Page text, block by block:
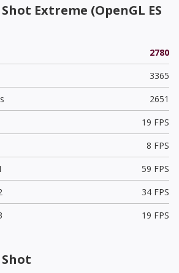
Extreme (OpenGL ES
2780
3365
2651
19 FPS
8 FPS
59 FPS
34 FPS
19 FPS